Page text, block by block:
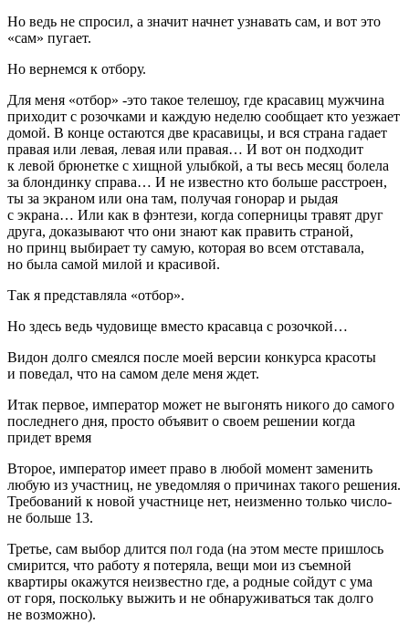
Но ведь не спросил, а значит начнет узнавать сам, и вот это
«сам» пугает.
Но вернемся к отбору.
Для меня «отбор» -это такое телешоу, где красавиц мужчина
приходит с розочками и каждую неделю сообщает кто уезжает
домой. В конце остаются две красавицы, и вся страна гадает
правая или левая, левая или правая… И вот он подходит
к левой брюнетке с хищной улыбкой, а ты весь месяц болела
за блондинку справа… И не известно кто больше расстроен,
ты за экраном или она там, получая гонорар и рыдая
с экрана… Или как в фэнтези, когда соперницы травят друг
друга, доказывают что они знают как править страной,
но принц выбирает ту самую, которая во всем отставала,
но была самой милой и красивой.
Так я представляла «отбор».
Но здесь ведь чудовище вместо красавца с розочкой…
Видон долго смеялся после моей версии конкурса красоты
и поведал, что на самом деле меня ждет.
Итак первое, император может не выгонять никого до самого
последнего дня, просто объявит о своем решении когда
придет время
Второе, император имеет право в любой момент заменить
любую из участниц, не уведомляя о причинах такого решения.
Требований к новой участнице нет, неизменно только число-
не больше 13.
Третье, сам выбор длится пол года (на этом месте пришлось
смирится, что работу я потеряла, вещи мои из съемной
квартиры окажутся неизвестно где, а родные сойдут с ума
от горя, поскольку выжить и не обнаруживаться так долго
не возможно).